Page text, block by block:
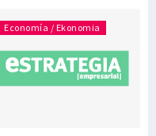
7%. La tasa de paro se
en 2020 hasta el
14,2%, y bajará al 12,7% en
2021, pero el empleo no
Economía / Ekonomia